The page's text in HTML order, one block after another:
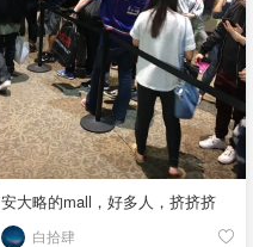
安大略的mall，好多人，挤挤挤
白拾肆